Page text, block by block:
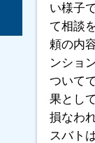
い様子
て相談
頼の内
ンショ
ついて
果とし
損なわ
スバト